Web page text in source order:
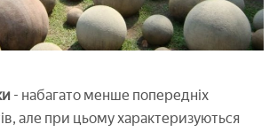
- набагато менше попередніх
але при цьому характеризуються